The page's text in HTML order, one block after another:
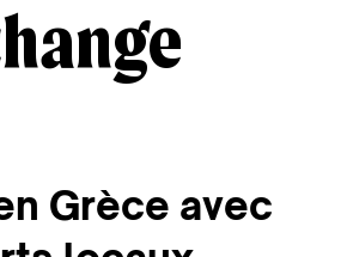
Grèce avec